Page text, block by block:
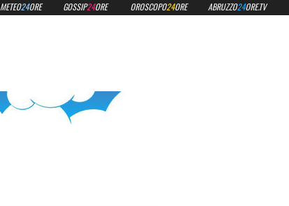
24ORE GOSSIP24ORE OROSCOPO24ORE ABRUZZO24ORE.TV